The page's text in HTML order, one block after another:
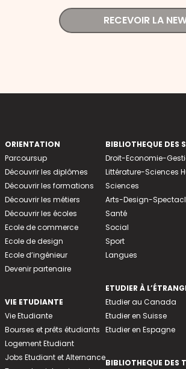
RECEVOIR LA
ORIENTATION
Parcoursup
Découvrir les diplômes
Découvrir les formations
Découvrir les métiers
Découvrir les écoles
Ecole de commerce
Ecole de design
Ecole d’ingénieur
Devenir partenaire
VIE ETUDIANTE
Vie Etudiante
Bourses et prêts étudiants
Logement Etudiant
Jobs Etudiant et Alternance
BIBLIOTHEQUE DES
Droit-Economie-
Littérature-Sciences
Sciences
Arts-Design-
Santé
Social
Sport
Langues
ETUDIER À
Etudier au Canada
Etudier en Suisse
Etudier en Espagne
BIBLIOTHEQUE DES